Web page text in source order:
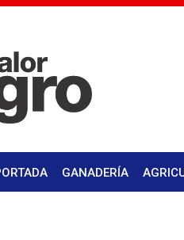
GANADERÍA